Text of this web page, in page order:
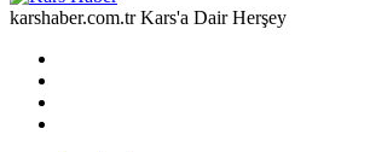
karshaber.com.tr Kars'a Dair Herşey